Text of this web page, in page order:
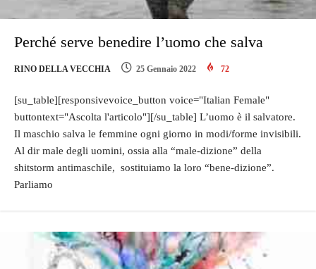
Perché serve benedire l’uomo che salva
RINO DELLA VECCHIA 25 Gennaio 2022 72
[su_table][responsivevoice_button voice="Italian Female"
buttontext="Ascolta l'articolo"][/su_table] L’uomo è il salvatore.
Il maschio salva le femmine ogni giorno in modi/forme invisibili.
Al dir male degli uomini, ossia alla “male-dizione” della
shitstorm antimaschile, sostituiamo la loro “bene-dizione”.
Parliamo